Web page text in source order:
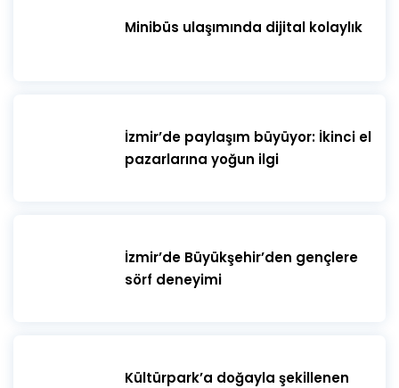
Minibüs ulaşımında dijital kolaylık
İzmir’de paylaşım büyüyor: İkinci el
pazarlarına yoğun ilgi
İzmir’de Büyükşehir’den gençlere
sörf deneyimi
Kültürpark’a doğayla şekillenen